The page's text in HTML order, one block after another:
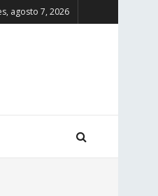
agosto 7, 2026